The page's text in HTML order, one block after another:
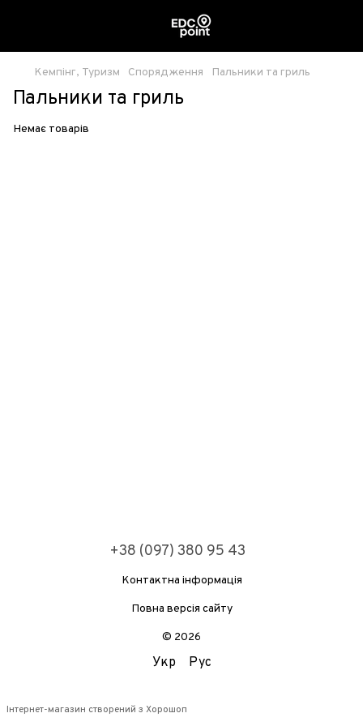
Кемпінг, Туризм Спорядження Пальники та гриль
Пальники та гриль
Немає товарів
+38 (097) 380 95 43
Контактна інформація
Повна версія сайту
© 2026
Укр Рус
Інтернет-магазин створений з Хорошоп